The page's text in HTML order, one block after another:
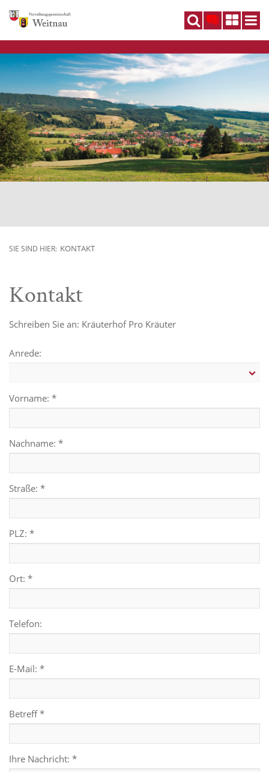
DE
SIE SIND HIER: KONTAKT
Kontakt
Schreiben Sie an: Kräuterhof Pro Kräuter
Anrede:
Vorname: *
Nachname: *
Straße: *
PLZ: *
Ort: *
Telefon:
E-Mail: *
Betreff *
Ihre Nachricht: *